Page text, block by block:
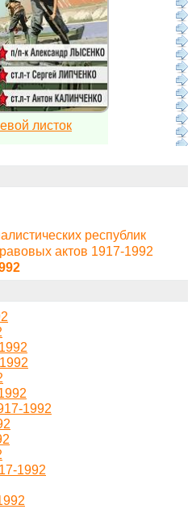
листок
республик
актов 1917-1992
1992
1992